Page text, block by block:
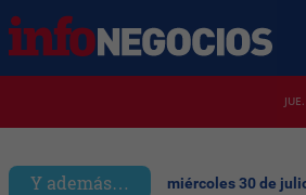
Y además… miércoles 30 de